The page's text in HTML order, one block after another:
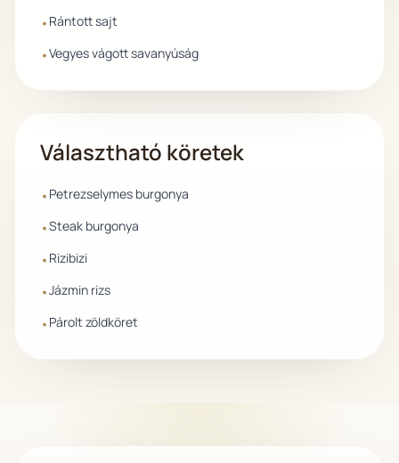
• Rántott sajt
•Vegyes vágott savanyúság
Választható köretek
• Petrezselymes burgonya
•Steak burgonya
• Rizibizi
•Jázmin rizs
• Párolt zöldköret